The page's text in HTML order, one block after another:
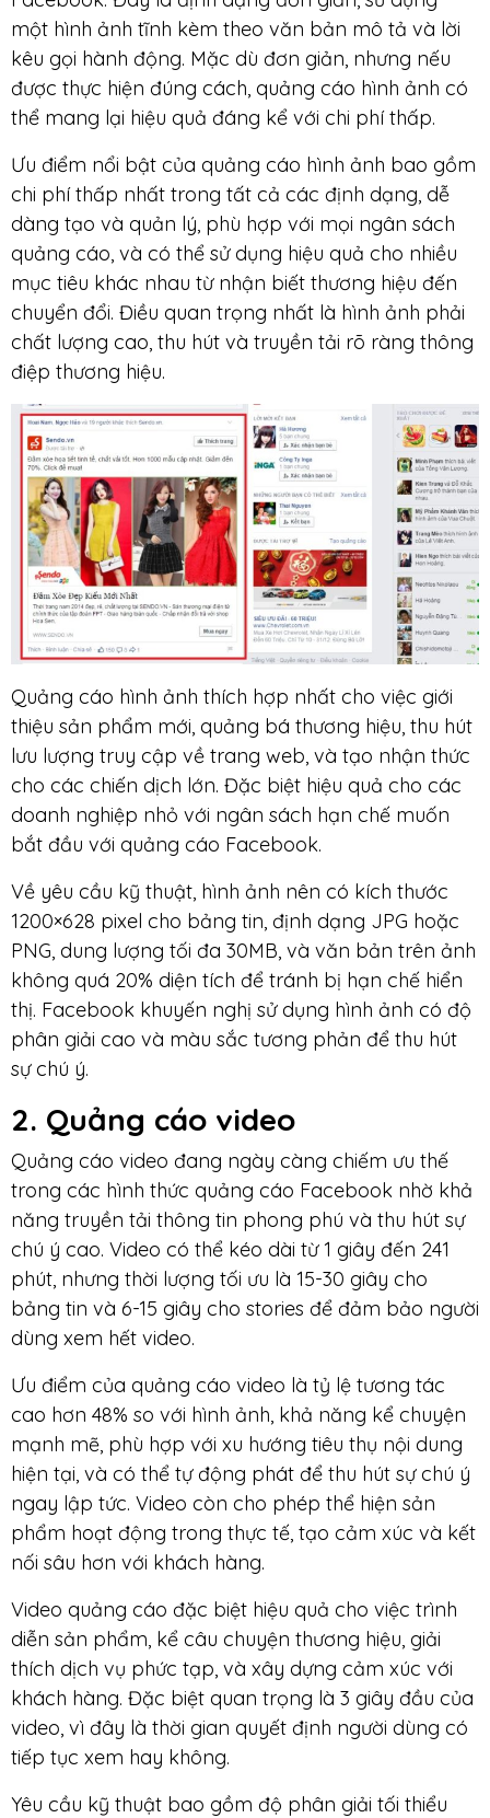
một hình ảnh tĩnh kèm theo văn bản mô tả và lời
kêu gọi hành động. Mặc dù đơn giản, nhưng nếu
được thực hiện đúng cách, quảng cáo hình ảnh có
thể mang lại hiệu quả đáng kể với chi phí thấp.
Ưu điểm nổi bật của quảng cáo hình ảnh bao gồm
chi phí thấp nhất trong tất cả các định dạng, dễ
dàng tạo và quản lý, phù hợp với mọi ngân sách
quảng cáo, và có thể sử dụng hiệu quả cho nhiều
mục tiêu khác nhau từ nhận biết thương hiệu đến
chuyển đổi. Điều quan trọng nhất là hình ảnh phải
chất lượng cao, thu hút và truyền tải rõ ràng thông
điệp thương hiệu.
Quảng cáo hình ảnh thích hợp nhất cho việc giới
thiệu sản phẩm mới, quảng bá thương hiệu, thu hút
lưu lượng truy cập về trang web, và tạo nhận thức
cho các chiến dịch lớn. Đặc biệt hiệu quả cho các
doanh nghiệp nhỏ với ngân sách hạn chế muốn
bắt đầu với quảng cáo Facebook.
Về yêu cầu kỹ thuật, hình ảnh nên có kích thước
1200×628 pixel cho bảng tin, định dạng JPG hoặc
PNG, dung lượng tối đa 30MB, và văn bản trên ảnh
không quá 20% diện tích để tránh bị hạn chế hiển
thị. Facebook khuyến nghị sử dụng hình ảnh có độ
phân giải cao và màu sắc tương phản để thu hút
sự chú ý.
2. Quảng cáo video
Quảng cáo video đang ngày càng chiếm ưu thế
trong các hình thức quảng cáo Facebook nhờ khả
năng truyền tải thông tin phong phú và thu hút sự
chú ý cao. Video có thể kéo dài từ 1 giây đến 241
phút, nhưng thời lượng tối ưu là 15-30 giây cho
bảng tin và 6-15 giây cho stories để đảm bảo người
dùng xem hết video.
Ưu điểm của quảng cáo video là tỷ lệ tương tác
cao hơn 48% so với hình ảnh, khả năng kể chuyện
mạnh mẽ, phù hợp với xu hướng tiêu thụ nội dung
hiện tại, và có thể tự động phát để thu hút sự chú ý
ngay lập tức. Video còn cho phép thể hiện sản
phẩm hoạt động trong thực tế, tạo cảm xúc và kết
nối sâu hơn với khách hàng.
Video quảng cáo đặc biệt hiệu quả cho việc trình
diễn sản phẩm, kể câu chuyện thương hiệu, giải
thích dịch vụ phức tạp, và xây dựng cảm xúc với
khách hàng. Đặc biệt quan trọng là 3 giây đầu của
video, vì đây là thời gian quyết định người dùng có
tiếp tục xem hay không.
Yêu cầu kỹ thuật bao gồm độ phân giải tối thiểu